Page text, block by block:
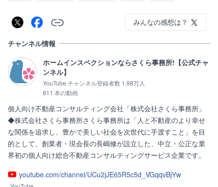
みんなの感想は？
チャンネル情報
ホームインスペクションならさくら事務所!【公式チャ
ンネル】
YouTube チャンネル登録者数 1.98万人
811 本の動画
個人向け不動産コンサルティング会社「株式会社さくら事務所」
◆株式会社さくら事務所さくら事務所は「人と不動産のより幸せ
な関係を追求し、豊かで美しい社会を次世代に手渡すこと」を目
的として、創業者・現会長の長嶋修が設立した、中立・公正な業
界初の個人向け総合不動産コンサルティングサービス企業です。
youtube.com/channel/UCu2jJE65R5c5d_VGqqvBjYw